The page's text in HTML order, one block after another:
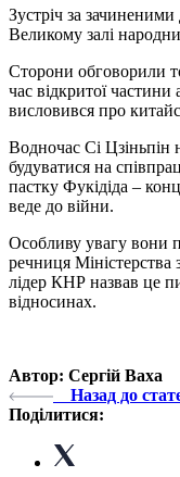
Зустріч за
Великому залі
Сторони обговорили
час відкритої
висловився про
Водночас Сі Цзіньпін
будуватися на
пастку Фукідіда –
веде до війни.
Особливу увагу вони
речниця
лідер КНР назвав це
відносинах.
Автор: Сергій Ваха
Назад до
Поділитися: